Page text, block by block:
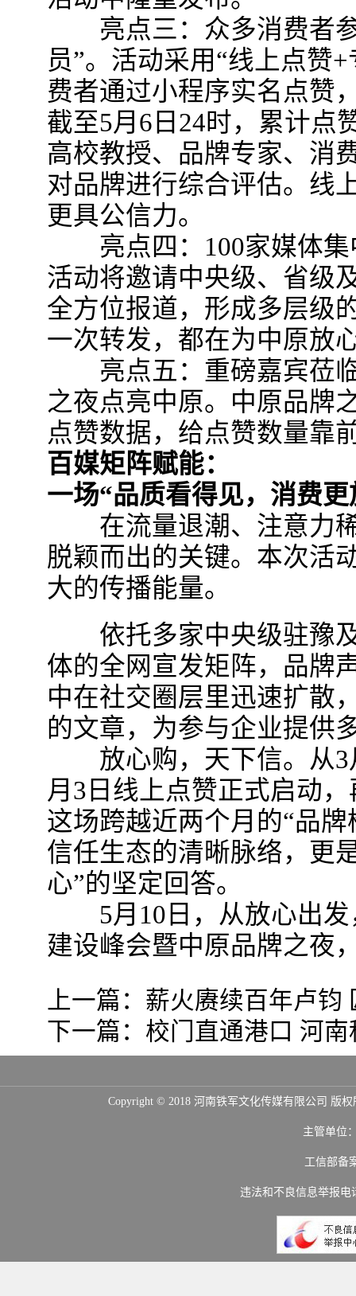
亮点三：众多消费者参
员”。活动采用“线上点赞
费者通过小程序实名点赞
截至5月6日24时，累计点
高校教授、品牌专家、消
对品牌进行综合评估。线
更具公信力。
亮点四：100家媒体集
活动将邀请中央级、省级
全方位报道，形成多层级
一次转发，都在为中原放
亮点五：重磅嘉宾莅临
之夜点亮中原。中原品牌
点赞数据，给点赞数量靠
百媒矩阵赋能：
一场“品质看得见，消费
在流量退潮、注意力稀
脱颖而出的关键。本次活
大的传播能量。
依托多家中央级驻豫及
体的全网宣发矩阵，品牌
中在社交圈层里迅速扩散
的文章，为参与企业提供
放心购，天下信。从3
月3日线上点赞正式启动
这场跨越近两个月的“品
信任生态的清晰脉络，更
心”的坚定回答。
5月10日，从放心出发
建设峰会暨中原品牌之夜
上一篇： 薪火赓续百年卢钧
下一篇： 校门直通港口 河
Copyright © 2018 河南铁军文化传媒有限公司 版
主管单位
工信部备
违法和不良信息举报